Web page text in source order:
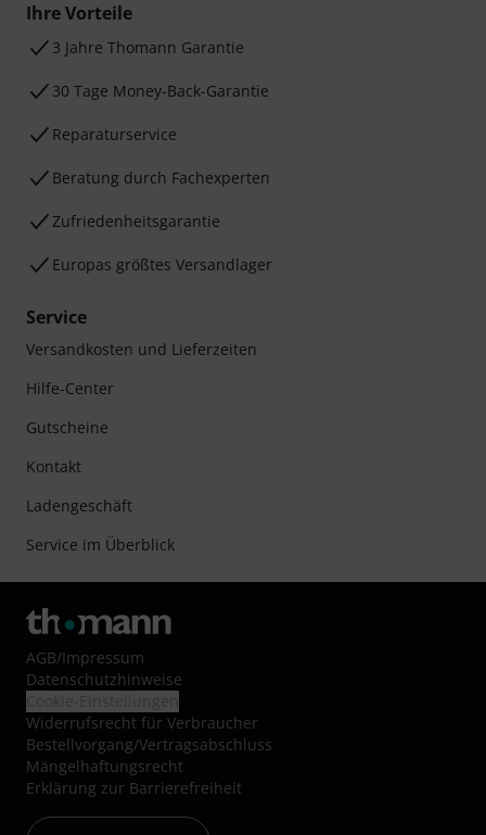
Ihre Vorteile
3 Jahre Thomann Garantie
30 Tage Money-Back-Garantie
Reparaturservice
Beratung durch Fachexperten
Zufriedenheitsgarantie
Europas größtes Versandlager
Service
Versandkosten und Lieferzeiten
Hilfe-Center
Gutscheine
Kontakt
Ladengeschäft
Service im Überblick
AGB/Impressum
Datenschutzhinweise
Widerrufsrecht für Verbraucher
Bestellvorgang/Vertragsabschluss
Mängelhaftungsrecht
Erklärung zur Barrierefreiheit